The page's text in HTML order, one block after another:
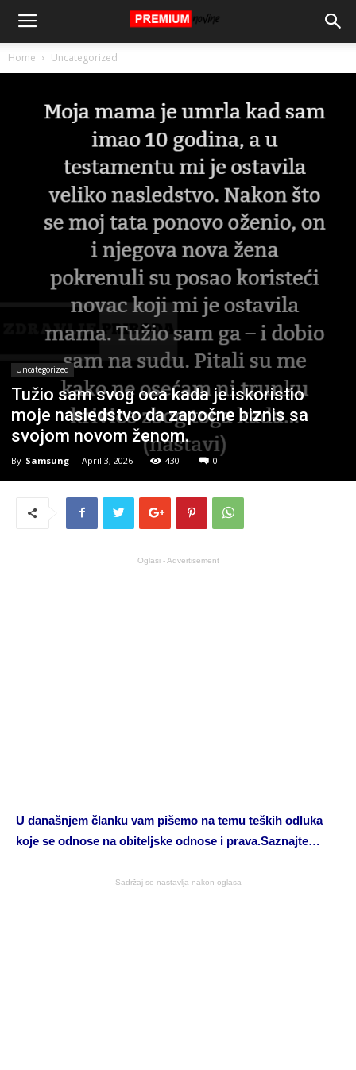
Home Uncategorized
Uncategorized
Tužio sam svog oca kada je iskoristio
moje nasledstvo da započne biznis sa
svojom novom ženom.
By Samsung - April 3, 2026 430 0
Oglasi - Advertisement
U današnjem članku vam pišemo na temu teških odluka
koje se odnose na obiteljske odnose i prava.Saznajte…
Sadržaj se nastavlja nakon oglasa